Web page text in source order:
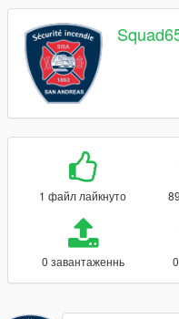
1 файл лайкнуто
0 завантаженнь